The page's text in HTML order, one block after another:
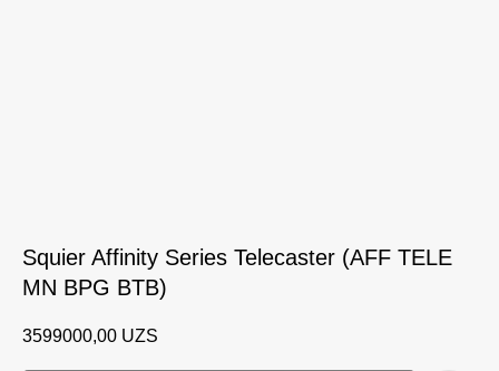
Squier Affinity Series Telecaster (AFF TELE
MN BPG BTB)
3599000,00 UZS